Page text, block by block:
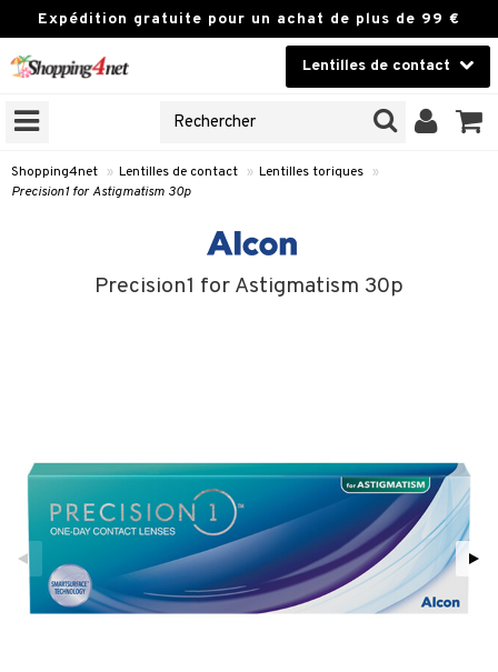
Expédition gratuite pour un achat de plus de 99 €
Lentilles de contact
Lentilles de contact
Marque
Shopping4net » Lentilles de contact » Lentilles toriques »
Precision1 for Astigmatism 30p
Precision1 for Astigmatism 30p
CHOISIR LENTILLES
journalières
lentilles
Client